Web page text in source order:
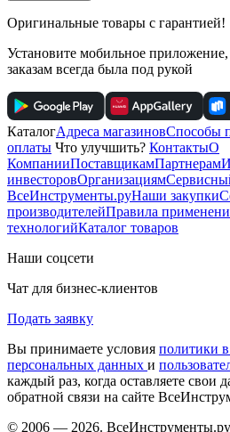
Оригинальные товары с гарантией!
Установите мобильное
заказам всегда была под рукой
КаталогАдреса магазиновСпособы
оплаты Что улучшить? КонтактыО
КомпанииПоставщикамПартнерам
инвесторовОрганизациям
ВсеИнструменты.руНаши закупки
производителейПравила
технологийКаталог товаров
Наши соцсети
Чат для бизнес-клиентов
Подать заявку
Вы принимаете условия политики
персональных данных и
каждый раз, когда оставляете
обратной связи на сайте
© 2006 — 2026. ВсеИнструменты.ру